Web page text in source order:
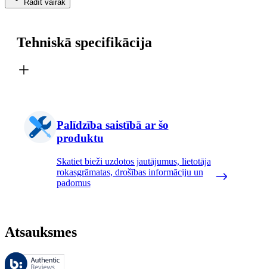
Rādīt vairāk
Tehniskā specifikācija
Palīdzība saistībā ar šo
produktu
Skatiet bieži uzdotos jautājumus, lietotāja
rokasgrāmatas, drošības informāciju un
padomus
Atsauksmes
Šīs atsauksmes pārvalda Bazaarvoice, un tās atbilst Bazaarvoice